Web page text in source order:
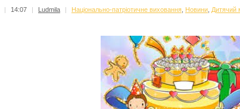
| 14:07 | Ludmila | Національно-патріотичне виховання Новини Дитячий